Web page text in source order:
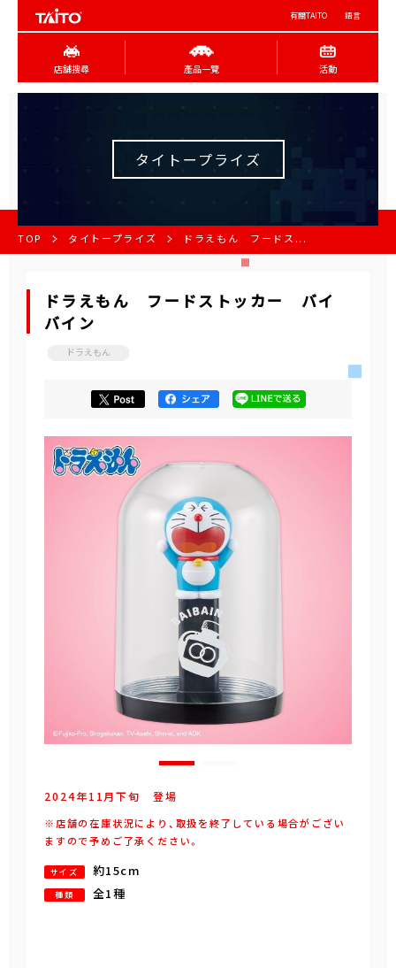
有關TAITO 語言
店舖搜尋 產品一覽 活動
タイトープライズ
TOP タイトープライズ ドラえもん フードス...
ドラえもん フードストッカー バイ
バイン
ドラえもん
2024年11月下旬 登場
※店舗の在庫状況により、取扱を終了している場合がござい
ますので予めご了承ください。
サイズ 約15cm
種類 全1種